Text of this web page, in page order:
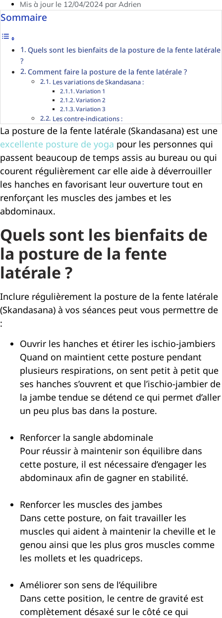
Mis à jour le 12/04/2024 par Adrien
Sommaire
Quels sont les bienfaits de la posture de la fente latérale
?
Comment faire la posture de la fente latérale ?
Les variations de Skandasana :
Variation 1
Variation 2
Variation 3
Les contre-indications :
La posture de la fente latérale (Skandasana) est une
excellente posture de yoga pour les personnes qui
passent beaucoup de temps assis au bureau ou qui
courent régulièrement car elle aide à déverrouiller
les hanches en favorisant leur ouverture tout en
renforçant les muscles des jambes et les
abdominaux.
Quels sont les bienfaits de
la posture de la fente
latérale ?
Inclure régulièrement la posture de la fente latérale
(Skandasana) à vos séances peut vous permettre de
:
Ouvrir les hanches et étirer les ischio-jambiers
Quand on maintient cette posture pendant
plusieurs respirations, on sent petit à petit que
ses hanches s’ouvrent et que l’ischio-jambier de
la jambe tendue se détend ce qui permet d’aller
un peu plus bas dans la posture.
Renforcer la sangle abdominale
Pour réussir à maintenir son équilibre dans
cette posture, il est nécessaire d’engager les
abdominaux afin de gagner en stabilité.
Renforcer les muscles des jambes
Dans cette posture, on fait travailler les
muscles qui aident à maintenir la cheville et le
genou ainsi que les plus gros muscles comme
les mollets et les quadriceps.
Améliorer son sens de l’équilibre
Dans cette position, le centre de gravité est
complètement désaxé sur le côté ce qui